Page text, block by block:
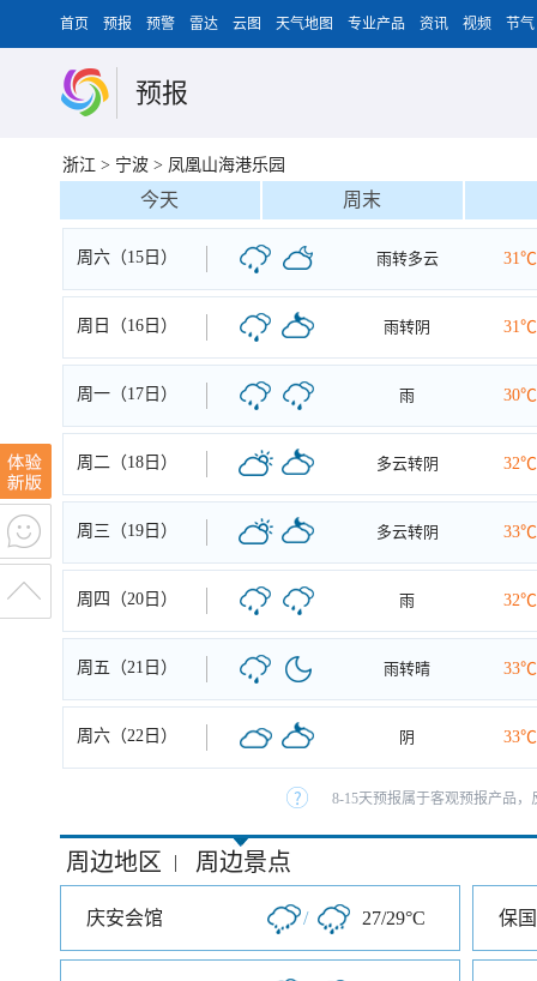
首页 预报 预警 雷达 云图 天气地图 专业产品 资讯 视频 节气
预报
浙江 > 宁波 > 凤凰山海港乐园
今天 周末
周六（15日） 雨转多云 31℃
周日（16日） 雨转阴 31℃
周一（17日） 雨 30℃
周二（18日） 多云转阴 32℃
周三（19日） 多云转阴 33℃
周四（20日） 雨 32℃
周五（21日） 雨转晴 33℃
周六（22日） 阴 33℃
8-15天预报属于客观预报产品
周边地区 | 周边景点
庆安会馆 / 27/29°C 保